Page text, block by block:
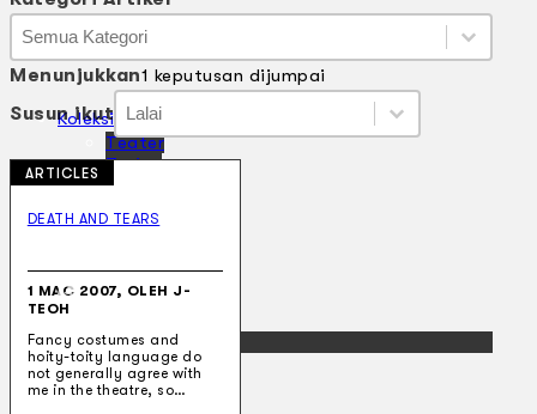
Koleksi Kami
Teater
Tarian
Artikel
Sejarah Lisan
Hubungi Kami
BM
EN
Kategori Artikel
Kategori Artikel
Kategori Artikel
Menunjukkan1 keputusan dijumpai
Susun ikut Susun ikut
Susun ikut
Susun ikut
ARTICLES
DEATH AND TEARS
1 MAC 2007, OLEH J-
TEOH
Fancy costumes and
hoity-toity language do
not generally agree with
me in the theatre, so…